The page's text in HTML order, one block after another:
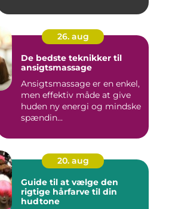
26. aug
De bedste teknikker til
ansigtsmassage
Ansigtsmassage er en enkel,
men effektiv måde at give
huden ny energi og mindske
spændin...
20. aug
Guide til at vælge den
rigtige hårfarve til din
hudtone